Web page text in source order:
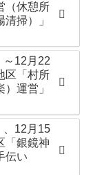
（休憩所
掃）」
～12月22
区「村所
運営」
、12月15
「銀鏡神
伝い